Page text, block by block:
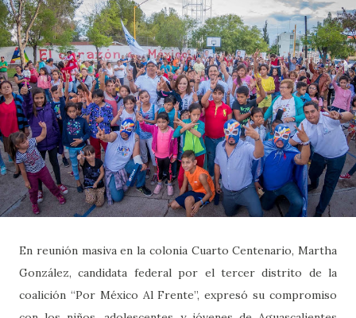
En reunión masiva en la colonia Cuarto Centenario, Martha
González, candidata federal por el tercer distrito de la
coalición “Por México Al Frente”, expresó su compromiso